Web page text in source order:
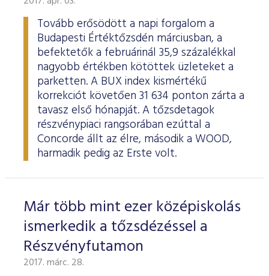
ESG Útmutató
Tovább erősödött a napi forgalom a
Budapesti Értéktőzsdén márciusban, a
befektetők a februárinál 35,9 százalékkal
nagyobb értékben kötöttek üzleteket a
parketten. A BUX index kismértékű
korrekciót követően 31 634 ponton zárta a
tavasz első hónapját. A tőzsdetagok
részvénypiaci rangsorában ezúttal a
Concorde állt az élre, második a WOOD,
harmadik pedig az Erste volt.
Már több mint ezer középiskolás
ismerkedik a tőzsdézéssel a
Részvényfutamon
2017. márc. 28.